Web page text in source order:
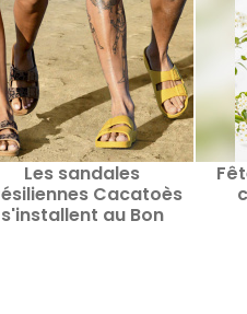
Les sandales
Cacatoès
s'installent au Bon